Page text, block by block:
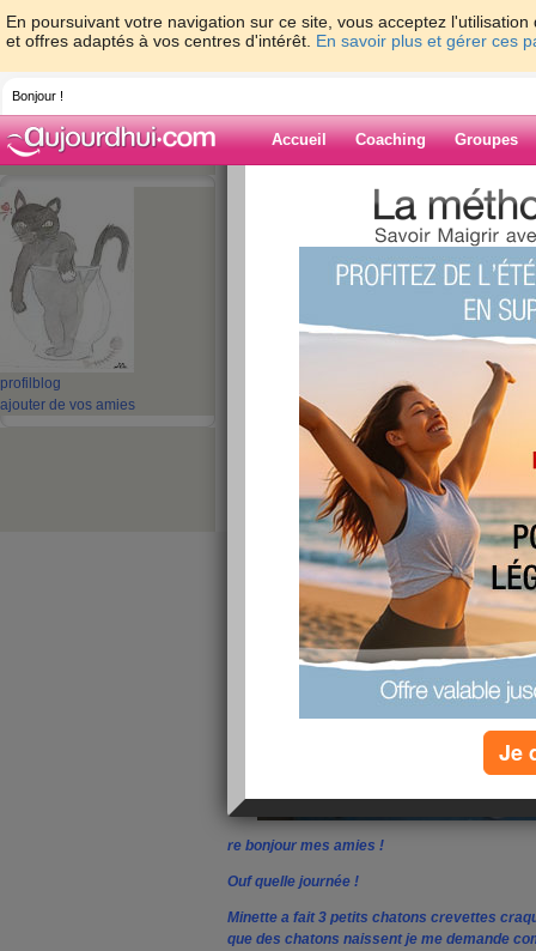
En poursuivant votre navigation sur ce site, vous acceptez
et offres adaptés à vos centres d'intérêt. En savoir plus et gérer ces
Bonjour !
Accueil Coaching Groupes
profil blog
ajouter de vos amies
>
> 3 chatons
Blog de sylchat
3 chatons
épuisée ça
publié le 22/02/2010 à 17:31
re bonjour mes amies !
Ouf quelle journée !
Minette a fait 3 petits chatons crevettes
que des chatons naissent je me demande
Je